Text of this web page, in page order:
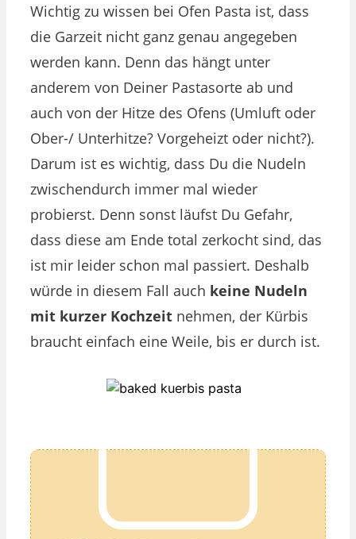
Wichtig zu wissen bei Ofen Pasta ist, dass
die Garzeit nicht ganz genau angegeben
werden kann. Denn das hängt unter
anderem von Deiner Pastasorte ab und
auch von der Hitze des Ofens (Umluft oder
Ober-/ Unterhitze? Vorgeheizt oder nicht?).
Darum ist es wichtig, dass Du die Nudeln
zwischendurch immer mal wieder
probierst. Denn sonst läufst Du Gefahr,
dass diese am Ende total zerkocht sind, das
ist mir leider schon mal passiert. Deshalb
würde in diesem Fall auch keine Nudeln
mit kurzer Kochzeit nehmen, der Kürbis
braucht einfach eine Weile, bis er durch ist.